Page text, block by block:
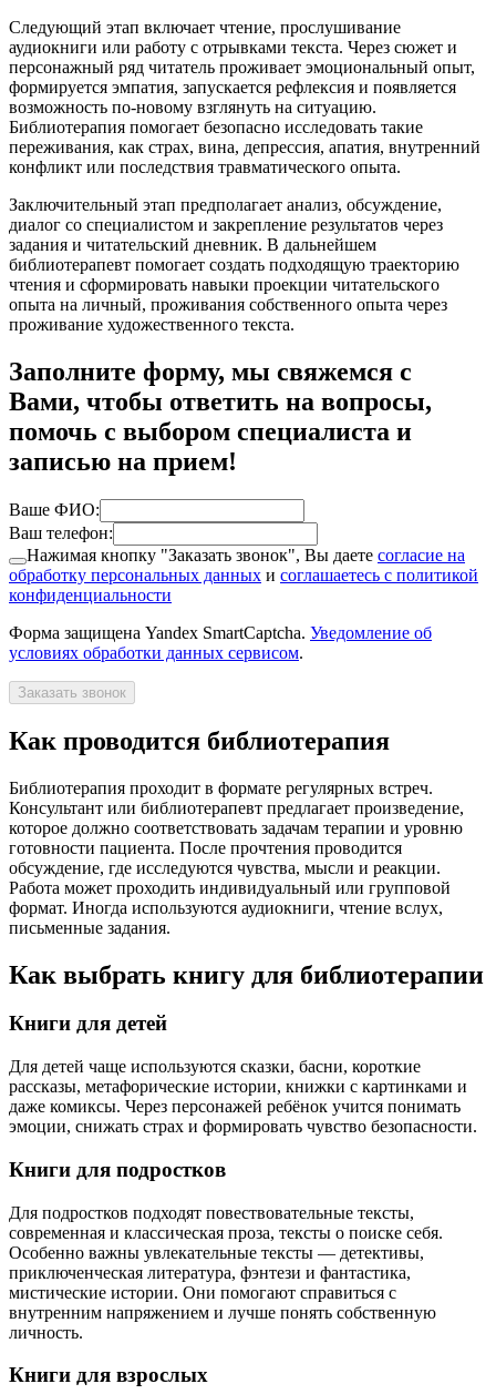
Следующий этап включает чтение, прослушивание
аудиокниги или работу с отрывками текста. Через сюжет и
персонажный ряд читатель проживает эмоциональный опыт,
формируется эмпатия, запускается рефлексия и появляется
возможность по-новому взглянуть на ситуацию.
Библиотерапия помогает безопасно исследовать такие
переживания, как страх, вина, депрессия, апатия, внутренний
конфликт или последствия травматического опыта.
Заключительный этап предполагает анализ, обсуждение,
диалог со специалистом и закрепление результатов через
задания и читательский дневник. В дальнейшем
библиотерапевт помогает создать подходящую траекторию
чтения и сформировать навыки проекции читательского
опыта на личный, проживания собственного опыта через
проживание художественного текста.
Заполните форму, мы свяжемся с
Вами, чтобы ответить на вопросы,
помочь с выбором специалиста и
записью на прием!
Ваше ФИО:
Ваш телефон:
Нажимая кнопку "Заказать звонок", Вы даете согласие на
обработку персональных данных и соглашаетесь с политикой
конфиденциальности
Форма защищена Yandex SmartCaptcha. Уведомление об
условиях обработки данных сервисом.
Заказать звонок
Как проводится библиотерапия
Библиотерапия проходит в формате регулярных встреч.
Консультант или библиотерапевт предлагает произведение,
которое должно соответствовать задачам терапии и уровню
готовности пациента. После прочтения проводится
обсуждение, где исследуются чувства, мысли и реакции.
Работа может проходить индивидуальный или групповой
формат. Иногда используются аудиокниги, чтение вслух,
письменные задания.
Как выбрать книгу для библиотерапии
Книги для детей
Для детей чаще используются сказки, басни, короткие
рассказы, метафорические истории, книжки с картинками и
даже комиксы. Через персонажей ребёнок учится понимать
эмоции, снижать страх и формировать чувство безопасности.
Книги для подростков
Для подростков подходят повествовательные тексты,
современная и классическая проза, тексты о поиске себя.
Особенно важны увлекательные тексты — детективы,
приключенческая литература, фэнтези и фантастика,
мистические истории. Они помогают справиться с
внутренним напряжением и лучше понять собственную
личность.
Книги для взрослых